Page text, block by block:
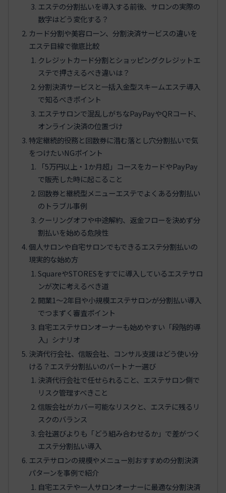
エステの分割払いを導入する前後、サロンの実際の
数字はどう変化する？
カード分割や美容ローン、分割決済サービスの違いを
エステ目線で徹底比較
クレジットカード分割とショッピングクレジットエ
ステで押さえるべき違いは？
分割決済サービスと一括入金型スキームエステ導入
で知るべきポイント
エステサロンで混乱しがちなPayPayやQRコード、
オンライン決済の位置づけ
特定継続的役務と回数券に潜む落とし穴分割払いで気
をつけたいNGポイント
「5万円以上・1か月超」コースをカードやPayPay
で販売した時に起こること
回数券と継続型メニューエステでよくある分割払い
のトラブル事例
クーリングオフや中途解約、返金フローを決めず分
割払いを始める危険性
個人サロンや自宅サロンでもできるエステ分割払いの
現実的な始め方
SquareやSTORESをすでに導入しているエステサロ
ンが次に考えるべき道
開業1〜2年目や小規模エステサロンが分割払い導入
でつまずく審査ポイント
自宅エステサロンオーナーも始めやすい「段階的導
入」シナリオ
決済代行会社、信販会社、コンサル支援はどう使い分
ける？エステ分割払いのパートナー選び
決済代行会社で任せられること、エステサロン側で
リスク管理すべきこと
信販会社がカバー可能なリスクと、エステに残るリ
スクのバランス
会社選びよりも「どう組み合わせるか」で差がつく
エステ分割払い導入
エステサロンの規模やメニュー別おすすめの分割決済
パターンを事例で紹介
自宅エステや一人サロンオーナーに最適な分割決済